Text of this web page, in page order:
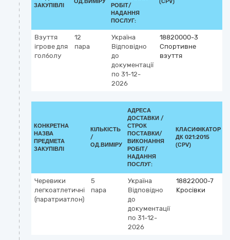
ЗАКУПІВЛІ
РОБІТ/
НАДАННЯ
ПОСЛУГ:
Взуття
ігрове для
голболу
12
пара
Україна
Відповідно
до
документації
по 31-12-
2026
18820000-3
Спортивне
взуття
КОНКРЕТНА
НАЗВА
ПРЕДМЕТА
ЗАКУПІВЛІ
КІЛЬКІСТЬ
/
ОД.ВИМІРУ
АДРЕСА
ДОСТАВКИ /
СТРОК
ПОСТАВКИ/
ВИКОНАННЯ
РОБІТ/
НАДАННЯ
ПОСЛУГ:
КЛАСИФІКАТОР
ДК 021:2015
(CPV)
Черевики
легкоатлетичні
(паратриатлон)
5
пара
Україна
Відповідно
до
документації
по 31-12-
2026
18822000-7
Кросівки